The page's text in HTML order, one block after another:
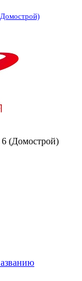
6 (Домострой)